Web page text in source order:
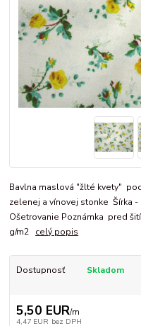
Bavlna maslová "žlté kvety"
zelenej a vínovej stonke Šírka
Ošetrovanie Poznámka pred
g/m2 celý popis
Dostupnosť Skladom
5,50 EUR/m
4,47 EUR bez DPH